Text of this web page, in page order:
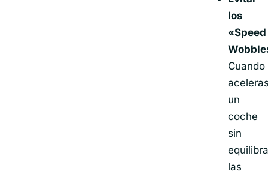
los
«Speed
Cuando
un
coche
sin
las